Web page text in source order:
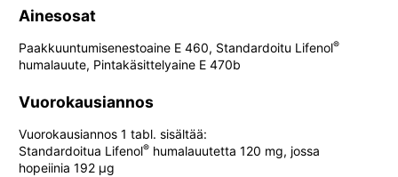
Ainesosat
Paakkuuntumisenestoaine E 460, Standardoitu Lifenol®
humalauute, Pintakäsittelyaine E 470b
Vuorokausiannos
Vuorokausiannos 1 tabl. sisältää:
Standardoitua Lifenol® humalauutetta 120 mg, jossa
hopeiinia 192 μg